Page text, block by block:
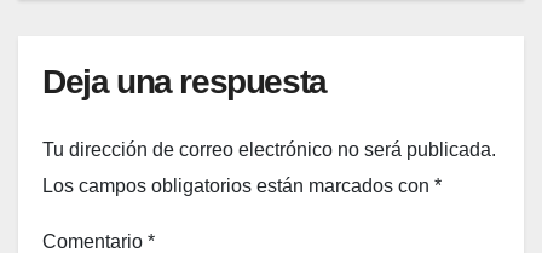
Deja una respuesta
Tu dirección de correo electrónico no será publicada.
Los campos obligatorios están marcados con *
Comentario *